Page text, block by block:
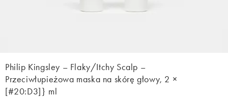
Philip Kingsley – Flaky/Itchy Scalp –
Przeciwłupieżowa maska na skórę głowy, 2 ×
[#20:D3]} ml